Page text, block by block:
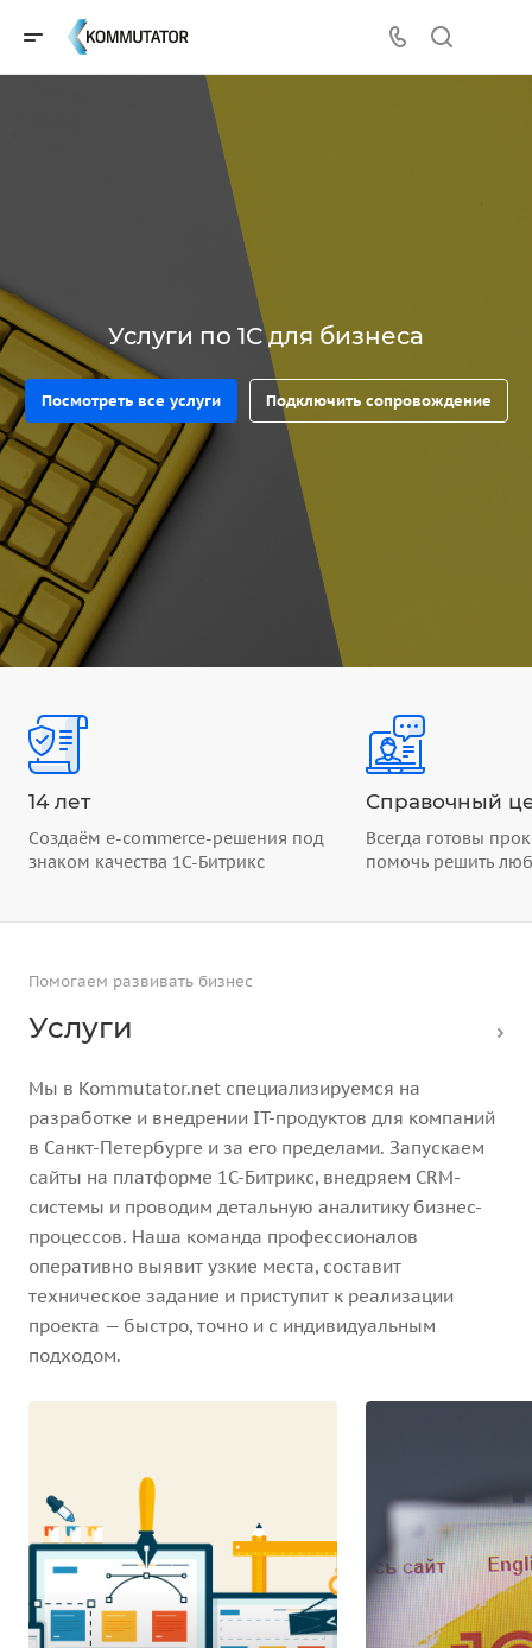
Услуги по 1С для бизнеса
Посмотреть все услуги Подключить сопровождение
14 лет
Создаём e-commerce-решения под
знаком качества 1С-Битрикс
Справочный
Всегда готовы
помочь решить
Помогаем развивать бизнес
Услуги
Мы в Kommutator.net специализируемся на
разработке и внедрении IT-продуктов для компаний
в Санкт-Петербурге и за его пределами. Запускаем
сайты на платформе 1С-Битрикс, внедряем CRM-
системы и проводим детальную аналитику бизнес-
процессов. Наша команда профессионалов
оперативно выявит узкие места, составит
техническое задание и приступит к реализации
проекта — быстро, точно и с индивидуальным
подходом.